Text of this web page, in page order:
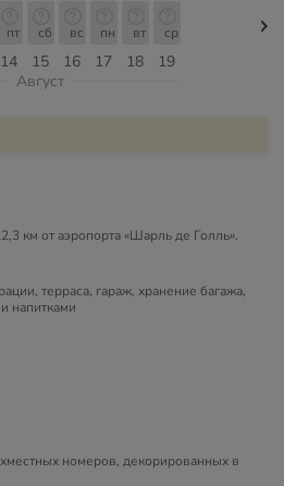
14
пт
15
сб
16
вс
17
пн
18
вт
19
ср
Август
км от аэропорта «Шарль де Голль».
терраса, гараж, хранение багажа,
напитками
номеров, декорированных в